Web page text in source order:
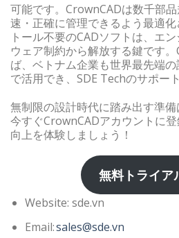
可能です。CrownCADは数千部
速・正確に管理できるよう最適
トール不要のCADソフトは、エ
ウェア制約から解放する鍵です
ば、ベトナム企業も世界最先端
で活用でき、SDE Techのサポー
無制限の設計時代に踏み出す準備
今すぐCrownCADアカウントに
向上を体験しましょう！
無料トライア
Website: sde.vn
Email:sales@sde.vn